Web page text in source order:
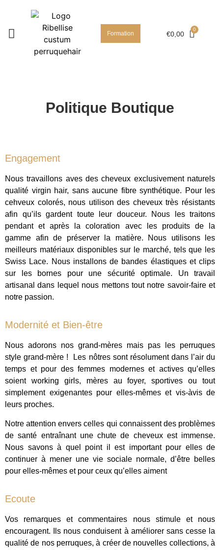
Formation €0,00
Politique Boutique
Engagement
Nous travaillons aves des cheveux exclusivement naturels
qualité virgin hair, sans aucune fibre synthétique. Pour les
cehveux colorés, nous utilison des cheveux très résistants
afin qu’ils gardent toute leur douceur. Nous les traitons
pendant et après la coloration avec les produits de la
gamme afin de préserver la matière. Nous utilisons les
meilleurs matériaux disponibles sur le marché, tels que les
Swiss Lace. Nous installons de bandes élastiques et clips
sur les bornes pour une sécurité optimale. Un travail
artisanal dans lequel nous mettons tout notre savoir-faire et
notre passion.
Modernité et Bien-être
Nous adorons nos grand-mères mais pas les perruques
style grand-mère ! Les nôtres sont résolument dans l’air du
temps et pour des femmes modernes et actives qu’elles
soient working girls, mères au foyer, sportives ou tout
simplement exigenantes pour elles-mêmes et vis-àvis de
leurs proches.
Notre attention envers celles qui connaissent des problèmes
de santé entraînant une chute de cheveux est immense.
Nous savons à quel point il est important pour elles de
continuer à mener une vie sociale normale, d’être belles
pour elles-mêmes et pour ceux qu’elles aiment
Ecoute
Vos remarques et commentaires nous stimule et nous
encouragent. Ils nous conduisent à améliorer sans cesse la
qualité de nos perruques, à créer de nouvelles collections, à